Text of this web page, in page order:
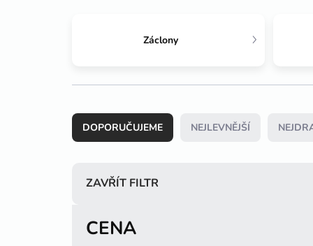
Záclony
a
z DOPORUČUJEME NEJLEVNĚJŠÍ
ZAVŘÍT FILTR
CENA